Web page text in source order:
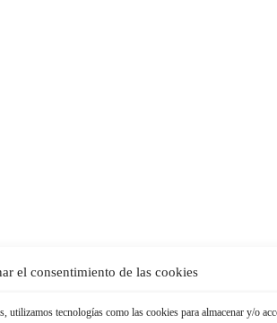
el consentimiento de las cookies
utilizamos tecnologías como las cookies para almacenar y/o